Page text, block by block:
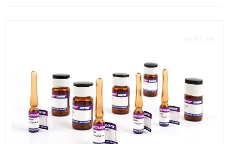
[69-72-7] Salicylicacid 1g